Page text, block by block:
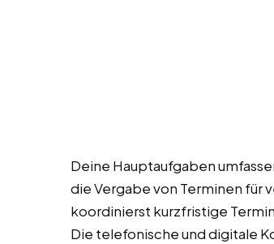
Deine Hauptaufgaben
die Vergabe von Terminen für
koordinierst kurzfristige
Die telefonische und digitale